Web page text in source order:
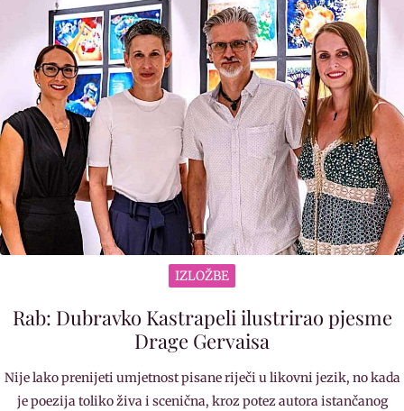
IZLOŽBE
Rab: Dubravko Kastrapeli ilustrirao pjesme
Drage Gervaisa
Nije lako prenijeti umjetnost pisane riječi u likovni jezik, no kada
je poezija toliko živa i scenična, kroz potez autora istančanog